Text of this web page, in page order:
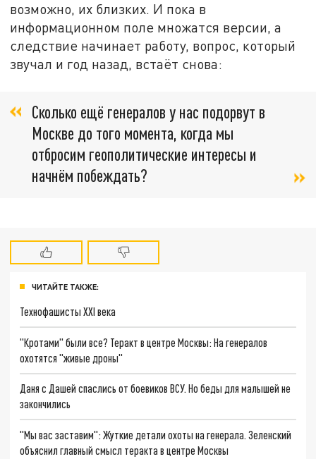
возможно, их близких. И пока в
информационном поле множатся версии, а
следствие начинает работу, вопрос, который
звучал и год назад, встаёт снова:
Сколько ещё генералов у нас подорвут в
Москве до того момента, когда мы
отбросим геополитические интересы и
начнём побеждать?
ЧИТАЙТЕ ТАКЖЕ:
Технофашисты XXI века
"Кротами" были все? Теракт в центре Москвы: На генералов
охотятся "живые дроны"
Даня с Дашей спаслись от боевиков ВСУ. Но беды для малышей не
закончились
"Мы вас заставим": Жуткие детали охоты на генерала. Зеленский
объяснил главный смысл теракта в центре Москвы